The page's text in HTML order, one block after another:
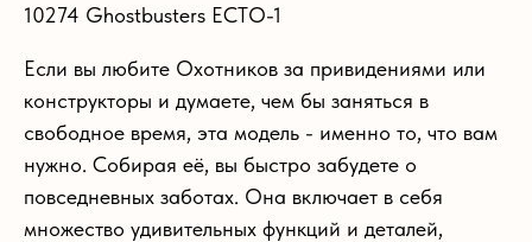
10274 Ghostbusters ECTO-1
Если вы любите Охотников за привидениями или
конструкторы и думаете, чем бы заняться в
свободное время, эта модель - именно то, что вам
нужно. Собирая её, вы быстро забудете о
повседневных заботах. Она включает в себя
множество удивительных функций и деталей,